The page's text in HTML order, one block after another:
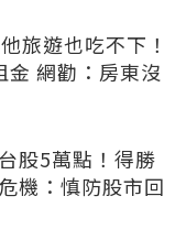
旅遊也吃不下！
網勸：房東沒
股5萬點！得勝
機：慎防股市回